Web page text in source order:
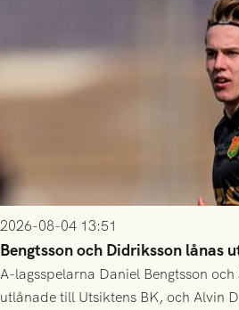
2026-08-04 13:51
Bengtsson och Didriksson lånas
A-lagsspelarna Daniel Bengtsson
utlånade till Utsiktens BK, och Alvin